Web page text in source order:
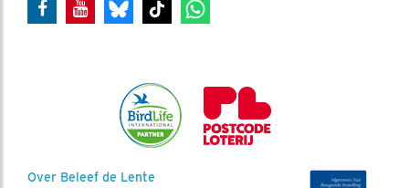
Over Beleef de Lente